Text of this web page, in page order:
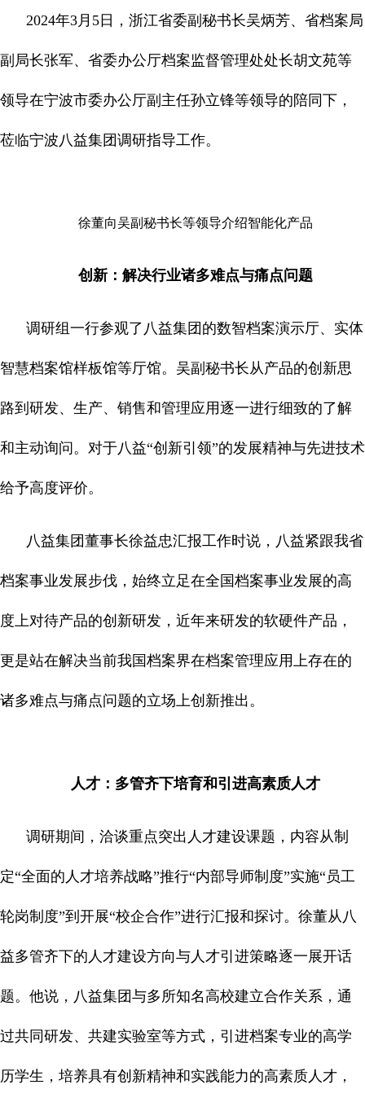
2024年3月5日，浙江省委副秘书长吴炳芳、省档案局
副局长张军、省委办公厅档案监督管理处处长胡文苑等
领导在宁波市委办公厅副主任孙立锋等领导的陪同下，
莅临宁波八益集团调研指导工作。
徐董向吴副秘书长等领导介绍智能化产品
创新：解决行业诸多难点与痛点问题
调研组一行参观了八益集团的数智档案演示厅、实体
智慧档案馆样板馆等厅馆。吴副秘书长从产品的创新思
路到研发、生产、销售和管理应用逐一进行细致的了解
和主动询问。对于八益“创新引领”的发展精神与先进技术
给予高度评价。
八益集团董事长徐益忠汇报工作时说，八益紧跟我省
档案事业发展步伐，始终立足在全国档案事业发展的高
度上对待产品的创新研发，近年来研发的软硬件产品，
更是站在解决当前我国档案界在档案管理应用上存在的
诸多难点与痛点问题的立场上创新推出。
人才：多管齐下培育和引进高素质人才
调研期间，洽谈重点突出人才建设课题，内容从制
定“全面的人才培养战略”推行“内部导师制度”实施“员工
轮岗制度”到开展“校企合作”进行汇报和探讨。徐董从八
益多管齐下的人才建设方向与人才引进策略逐一展开话
题。他说，八益集团与多所知名高校建立合作关系，通
过共同研发、共建实验室等方式，引进档案专业的高学
历学生，培养具有创新精神和实践能力的高素质人才，